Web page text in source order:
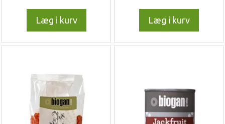
Læg i kurv Læg i kurv